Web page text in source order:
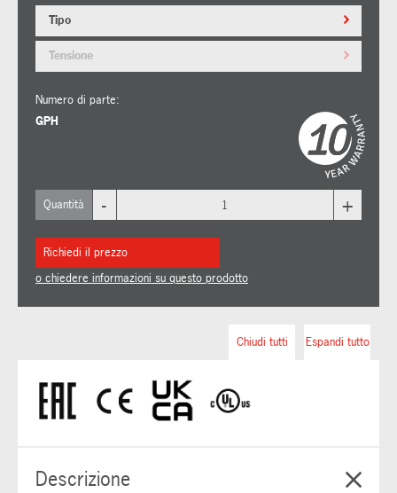
Tipo
Tensione
Numero di parte:
GPH
Quantità - +
Richiedi il prezzo
o chiedere informazioni su questo prodotto
Espandi tutto
Chiudi tutti
Descrizione